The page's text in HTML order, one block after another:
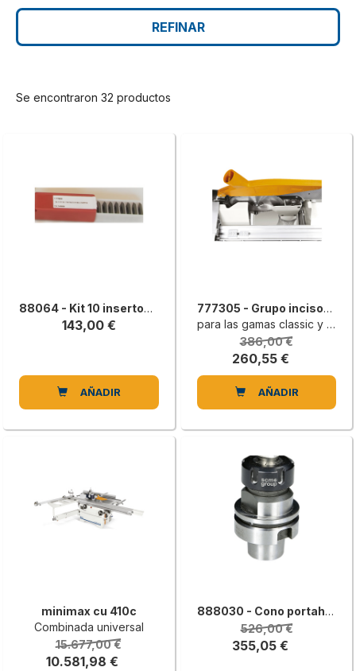
REFINAR
Se encontraron 32 productos
88064 - Kit 10 insertos de repuestos (15x15x2,5) para eje Xylent
143,00 €
AÑADIR
777305 - Grupo incisor con transmisión por correa completo con disco
para las gamas classic y lab
386,00 €
260,55 €
AÑADIR
minimax cu 410c
Combinada universal
15.677,00 €
10.581,98 €
888030 - Cono portaherramientas HSK 63B completo con tuerca sin pinza, izquierda
526,00 €
355,05 €